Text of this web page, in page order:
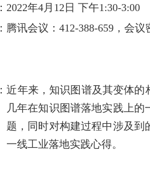
： 2022年4月12日 下午1:30-3:00
：腾讯会议：412-388-659，会议
：近年来，知识图谱及其变体
几年在知识图谱落地实践上
题，同时对构建过程中涉及
一线工业落地实践心得。